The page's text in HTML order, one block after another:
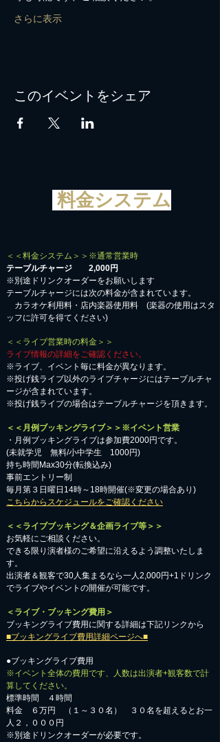
さらに表示
このイベントをシェア
料金システム
＜＜料金システム＞＞※通常営業時
テーブルチャージ 2,000円
※別途ドリンクオーダーをお願いします
テーブルチャージには次の料金が含まれています。
カラオケ利用料・店内楽器使用料 (楽器の使用はスタ
ッフに許可を得てください)
＜＜ライブ営業時の料金＞＞
ライブ情報の詳細をご確認ください。
※ライブ、イベント毎に料金が異なります。
※投げ銭ライブ以外のライブチャージにはテーブルチャ
ージが含まれています。
※投げ銭ライブの場合はテーブルチャージを頂きます。
＜＜月例ブッキングライブ＞＞※イベント営業
・月例ブッキングライブは参加費2000円です。
​(未就学児 無料/小中学生 1000円)
持ち時間Max30分(転換込み)
事前エントリー制
毎月第３日曜日14時～18時開催(※変更の場合あり)
こちらからスケジュールをご確認ください
＜＜ライブブッキング＆企画ライブ等＞＞
お気軽にご相談ください。​
​できる限り演者様のご希望に沿えるよう調整いたしま
す。
出演者＆観客で30人集まるなら一人2,000円+1ドリンク
でライブやイベントの開催が可能です。
＜ライブ・ブッキング費用＞
ブッキングライブ費用に関する詳細は下記リンクから
■ブッキングライブ費用詳細ページへ■
●ブッキングライブ費用
※イベント全体の費用です、人数は出演者+観客数で計
算してください。
標準時間 ４時間
料金 ６万円 （１～３０名） ３０名を超えるとお一
人２，０００円
※別途ドリンクオーダーが必要です。